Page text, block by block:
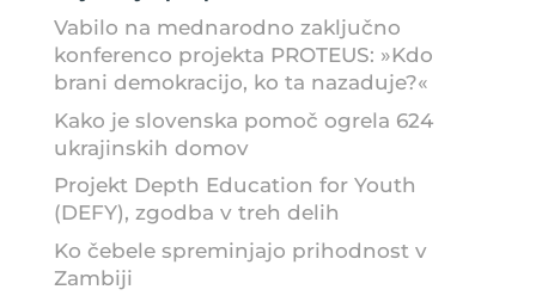
Vabilo na mednarodno zaključno
konferenco projekta PROTEUS: »Kdo
brani demokracijo, ko ta nazaduje?«
Kako je slovenska pomoč ogrela 624
ukrajinskih domov
Projekt Depth Education for Youth
(DEFY), zgodba v treh delih
Ko čebele spreminjajo prihodnost v
Zambiji